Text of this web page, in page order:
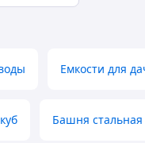
Емкости для
Башня